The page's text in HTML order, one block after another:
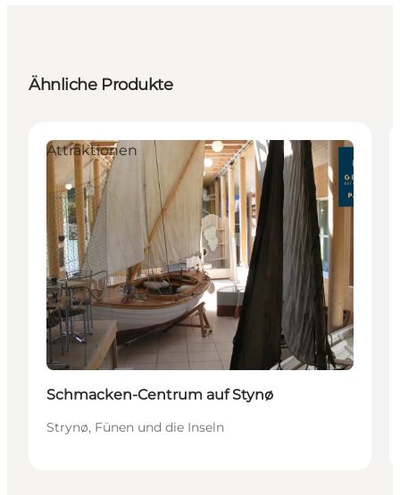
Ähnliche Produkte
Attraktionen
Schmacken-Centrum auf Stynø
Strynø, Fünen und die Inseln